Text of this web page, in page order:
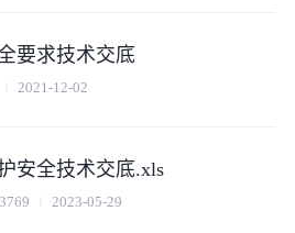
要求技术交底
2021-12-02
安全技术交底.xls
2023-05-29